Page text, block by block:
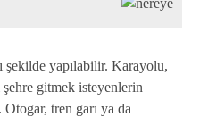
şekilde yapılabilir. Karayolu,
gitmek isteyenlerin
Otogar, tren garı ya da